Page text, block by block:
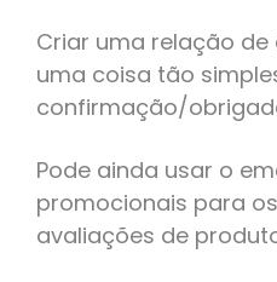
Criar uma relação
uma coisa tão
confirmação/
Pode ainda usar o
promocionais para
avaliações de